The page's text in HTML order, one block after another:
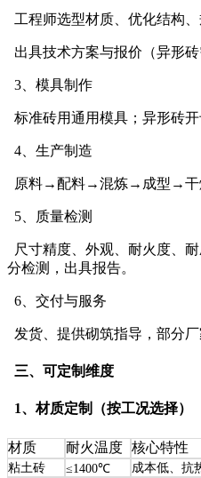
工程师选型材质、优化结构、
出具技术方案与报价（异形砖
3、模具制作
标准砖用通用模具；异形砖
4、生产制造
原料→配料→混炼→成型→干
5、质量检测
尺寸精度、外观、耐火度、
分检测，出具报告。
6、交付与服务
发货、提供砌筑指导，部分厂
三、可定制维度
1、材质定制（按工况选择）
材质 耐火温度 核心特性
粘土砖 ≤1400℃ 成本低、抗